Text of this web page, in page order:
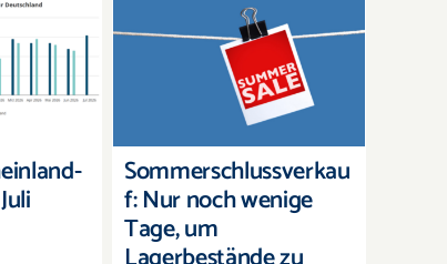
Juli
Sommerschlussverkauf:
Nur noch wenige Tage,
um Lagerbestände zu
räumen
Sommerschlussverkau
f: Nur noch wenige
Tage, um